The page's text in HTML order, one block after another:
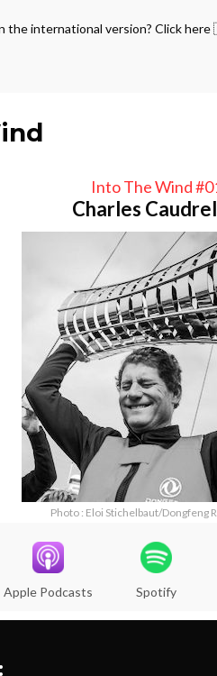
international version? Click
Into The Wind
Charles
Photo : Eloi Stichelbaut/Dongfeng
Apple Podcasts Spotify